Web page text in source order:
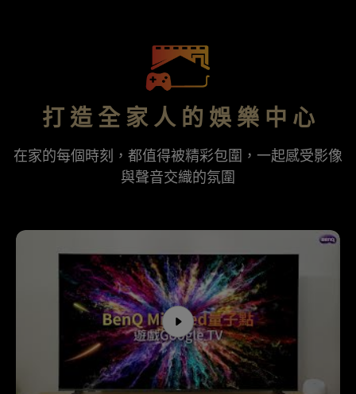
打 造 全 家 人 的 娛 樂 中 心
在家的每個時刻，都值得被精彩包圍，一起感受影像
與聲音交織的氛圍